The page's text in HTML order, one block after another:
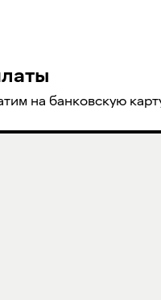
на банковскую